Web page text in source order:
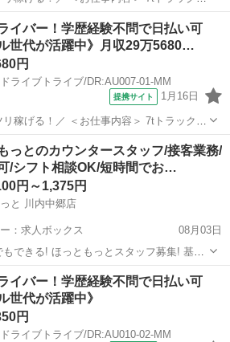
び付帯業務） ■車種・内容：DR:
■配送先：ヤマト運輸(姶良)センターなど ■
之上駅 デリバリー
イバー！学歴経験不問で日払い可
ル世代が活躍中》月収29万5680…
円
ライブトライブ/DR:AU007-01-MM
提携サイト 1月16日
事内容＞ 7tトラックに
び付帯業務） ■車種・内容：DR:
■配送先：ヤマト運輸(姶良)センターなど ■
上駅 デリバリー
っとのカウンタースタッフ/接客業務/
/シフト相談OK/短時間でお…
円～1,375円
と 川内中郷店
：求人ボックス
08月03日
もできる! ほっともっとスタッフ募集! 基本
受ける 調理スタッフに伝える お客様に
自信あり 初めての方でも安心して働けま
適度...
イバー！学歴経験不問で日払い可
世代が活躍中》
円
ライブトライブ/DR:AU010-02-MM